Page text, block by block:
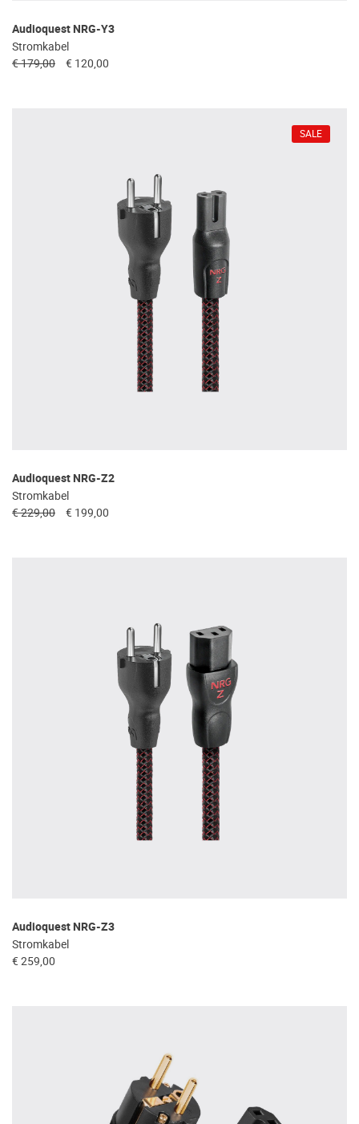
Audioquest NRG-Y3
Stromkabel
€ 179,00
€ 120,00
Audioquest NRG-Z2
Stromkabel
€ 229,00
€ 199,00
SALE
Audioquest NRG-Z3
Stromkabel
€ 259,00